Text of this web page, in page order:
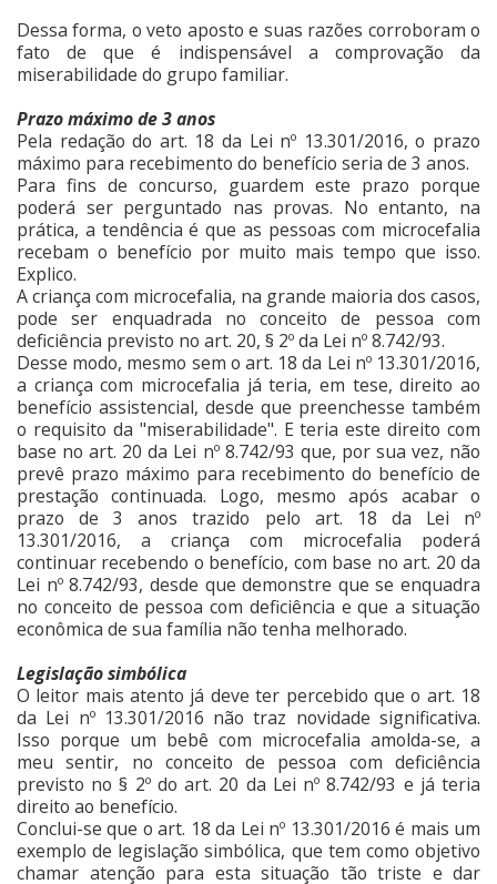
Dessa forma, o veto aposto e suas razões corroboram o
fato de que é indispensável a comprovação da
miserabilidade do grupo familiar.
Prazo máximo de 3 anos
Pela redação do art. 18 da Lei nº 13.301/2016, o prazo
máximo para recebimento do benefício seria de 3 anos.
Para fins de concurso, guardem este prazo porque
poderá ser perguntado nas provas. No entanto, na
prática, a tendência é que as pessoas com microcefalia
recebam o benefício por muito mais tempo que isso.
Explico.
A criança com microcefalia, na grande maioria dos casos,
pode ser enquadrada no conceito de pessoa com
deficiência previsto no art. 20, § 2º da Lei nº 8.742/93.
Desse modo, mesmo sem o art. 18 da Lei nº 13.301/2016,
a criança com microcefalia já teria, em tese, direito ao
benefício assistencial, desde que preenchesse também
o requisito da "miserabilidade". E teria este direito com
base no art. 20 da Lei nº 8.742/93 que, por sua vez, não
prevê prazo máximo para recebimento do benefício de
prestação continuada. Logo, mesmo após acabar o
prazo de 3 anos trazido pelo art. 18 da Lei nº
13.301/2016, a criança com microcefalia poderá
continuar recebendo o benefício, com base no art. 20 da
Lei nº 8.742/93, desde que demonstre que se enquadra
no conceito de pessoa com deficiência e que a situação
econômica de sua família não tenha melhorado.
Legislação simbólica
O leitor mais atento já deve ter percebido que o art. 18
da Lei nº 13.301/2016 não traz novidade significativa.
Isso porque um bebê com microcefalia amolda-se, a
meu sentir, no conceito de pessoa com deficiência
previsto no § 2º do art. 20 da Lei nº 8.742/93 e já teria
direito ao benefício.
Conclui-se que o art. 18 da Lei nº 13.301/2016 é mais um
exemplo de legislação simbólica, que tem como objetivo
chamar atenção para esta situação tão triste e dar